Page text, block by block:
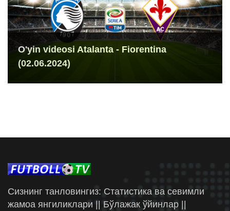
O'yin videosi Atalanta - Fiorentina
(02.06.2024)
Сизнинг танловингиз: Статистика ва севимли
жамоа янгиликлари || Бўлажак ўйинлар ||